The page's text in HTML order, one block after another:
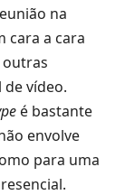
na
cara a cara
outras
vídeo.
é bastante
envolve
para uma